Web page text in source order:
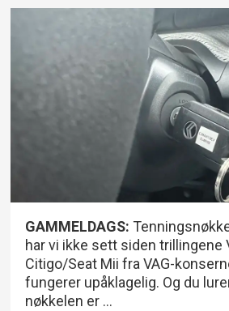
GAMMELDAGS:
har vi ikke sett siden trillingene
Citigo/Seat Mii fra VAG-
fungerer upåklagelig. Og du
nøkkelen er ...